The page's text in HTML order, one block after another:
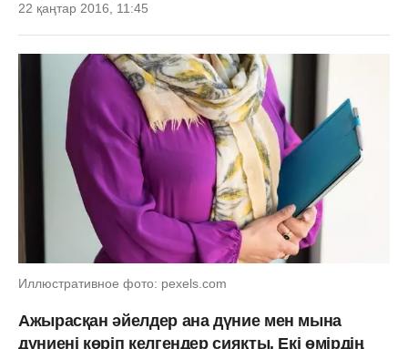
22 қаңтар 2016, 11:45
Иллюстративное фото: pexels.com
Ажырасқан әйелдер ана дүние мен мына
дүниені көріп келгендер сияқты. Екі өмірдің